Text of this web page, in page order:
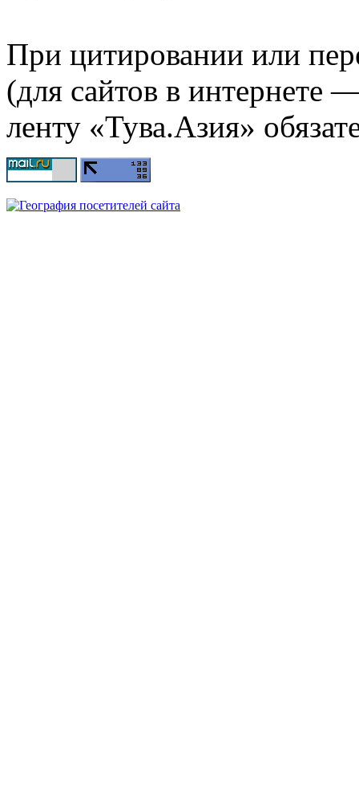
При цитировании или
(для сайтов в интернете
ленту «Тува.Азия»